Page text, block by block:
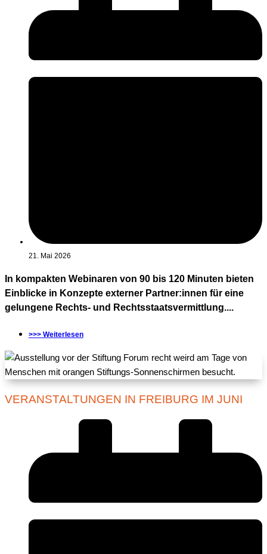
21. Mai 2026
In kompakten Webinaren von 90 bis 120 Minuten bieten
Einblicke in Konzepte externer Partner:innen für eine
gelungene Rechts- und Rechtsstaatsvermittlung....
>>> Weiterlesen
VERANSTALTUNGEN IN FREIBURG IM JUNI